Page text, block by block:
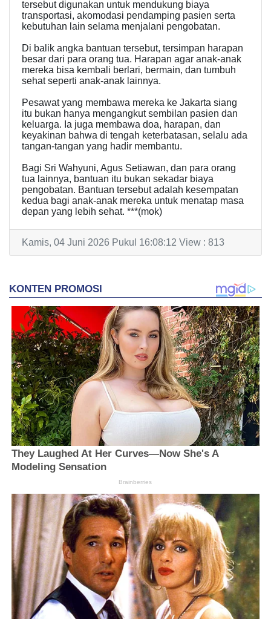
tersebut digunakan untuk mendukung biaya
transportasi, akomodasi pendamping pasien serta
kebutuhan lain selama menjalani pengobatan.
Di balik angka bantuan tersebut, tersimpan harapan
besar dari para orang tua. Harapan agar anak-anak
mereka bisa kembali berlari, bermain, dan tumbuh
sehat seperti anak-anak lainnya.
Pesawat yang membawa mereka ke Jakarta siang
itu bukan hanya mengangkut sembilan pasien dan
keluarga. Ia juga membawa doa, harapan, dan
keyakinan bahwa di tengah keterbatasan, selalu ada
tangan-tangan yang hadir membantu.
Bagi Sri Wahyuni, Agus Setiawan, dan para orang
tua lainnya, bantuan itu bukan sekadar biaya
pengobatan. Bantuan tersebut adalah kesempatan
kedua bagi anak-anak mereka untuk menatap masa
depan yang lebih sehat. ***(mok)
Kamis, 04 Juni 2026 Pukul 16:08:12 View : 813